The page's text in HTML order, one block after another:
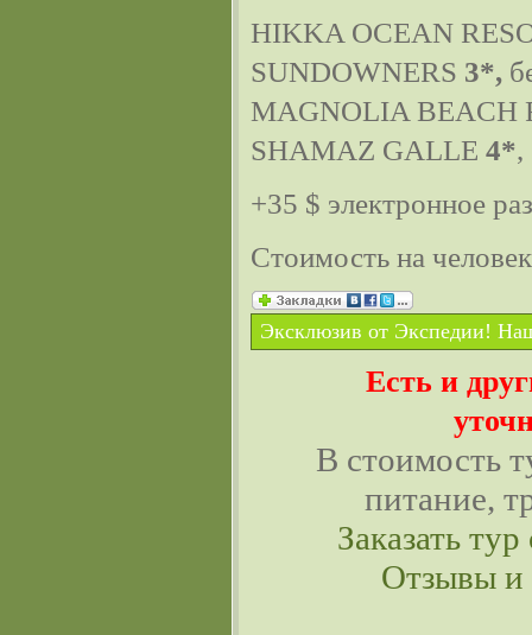
HIKKA OCEAN
SUNDOWNERS 3*,
MAGNOLIA BEACH
SHAMAZ GALLE 4*,
+35 $ электронное
Стоимость на
Эксклюзив от Экспедии!
Есть и
В стоимость
питание,
Заказать
Отзывы и